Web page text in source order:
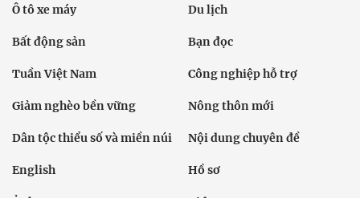
Ô tô xe máy Du lịch
Bất động sản Bạn đọc
Tuần Việt Nam Công nghiệp hỗ trợ
Giảm nghèo bền vững Nông thôn mới
Dân tộc thiểu số và miền núi Nội dung chuyên đề
English Hồ sơ